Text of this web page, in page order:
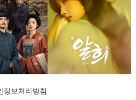
정보처리방침